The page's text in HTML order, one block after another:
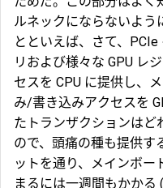
ルネックにならないよう
とといえば、さて、
リおよび様々な GPU レ
セスを CPU に提供し、
み/書き込みアクセスを
たトランザクションはど
ので、頭痛の種も提供す
ットを通り、メインボー
まるには一週間もかかる